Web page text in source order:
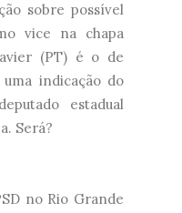
sobre possível
vice na chapa
(PT) é o de
indicação do
estadual
Será?
no Rio Grande